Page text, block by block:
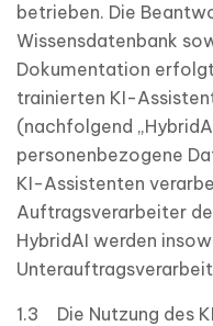
betrieben. Die
Wissensdatenbank
Dokumentation erfolgt
trainierten KI-
(nachfolgend
personenbezogene
KI-Assistenten
Auftragsverarbeiter
HybridAI werden
1.3 Die Nutzung des